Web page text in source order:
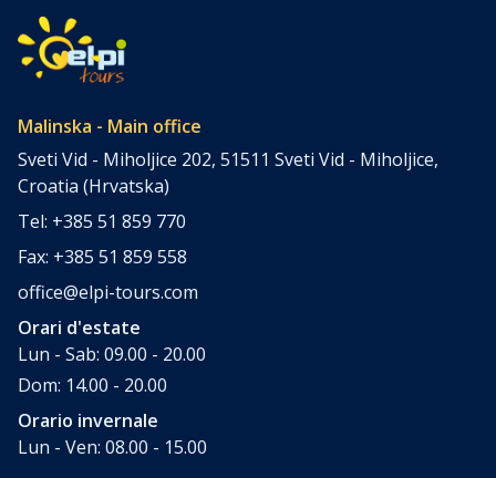
andare spontaneamente al loro viaggio. Ma anche tra noi
ci sono quelli che, a causa di vari obblighi, semplicemente
non sono […]
Malinska - Main office
Sveti Vid - Miholjice 202, 51511 Sveti Vid - Miholjice,
Croatia (Hrvatska)
Tel: +385 51 859 770
Fax: +385 51 859 558
office@elpi-tours.com
Orari d'estate
Lun - Sab: 09.00 - 20.00
Dom: 14.00 - 20.00
Orario invernale
Lun - Ven: 08.00 - 15.00